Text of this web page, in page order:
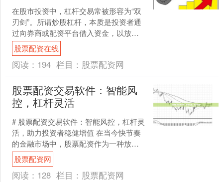
在股市投资中，杠杆交易常被形容为“双
刃剑”。所谓炒股杠杆，本质是投资者通
过向券商或配资平台借入资金，以放大
自身的投资规模。例如，自有资金10万
元，使用1倍杠杆后....
股票配资在线
阅读： 194 栏目： 股票配资网
股票配资交易软件：智能风
控，杠杆灵活
# 股票配资交易软件：智能风控，杠杆灵
活，助力投资者稳健增值 在当今快节奏
的金融市场中，股票配资作为一种放大
资金使用效率的方式，正受到越来越多
投资者的关注。然而....
股票配资网
阅读： 128 栏目： 股票配资网